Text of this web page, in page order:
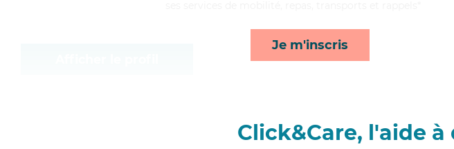
Je m'inscris
Click&Care, l'aide